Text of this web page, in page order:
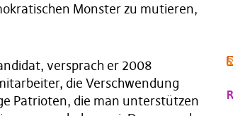
Monster zu mutieren,
versprach er 2008
die Verschwendung
Patrioten, die man unterstützen